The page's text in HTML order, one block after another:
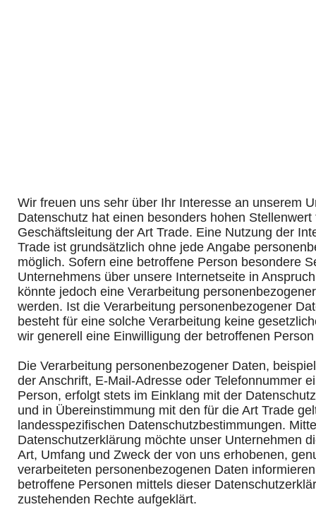
Wir freuen uns sehr über Ihr Interesse an unserem
Datenschutz hat einen besonders hohen Stellenwert
Geschäftsleitung der Art Trade. Eine Nutzung der
Trade ist grundsätzlich ohne jede Angabe
möglich. Sofern eine betroffene Person besondere
Unternehmens über unsere Internetseite in
könnte jedoch eine Verarbeitung
werden. Ist die Verarbeitung personenbezogener
besteht für eine solche Verarbeitung keine
wir generell eine Einwilligung der betroffenen
Die Verarbeitung personenbezogener Daten,
der Anschrift, E-Mail-Adresse oder Telefonnummer
Person, erfolgt stets im Einklang mit der
und in Übereinstimmung mit den für die Art Trade
landesspezifischen Datenschutzbestimmungen.
Datenschutzerklärung möchte unser Unternehmen
Art, Umfang und Zweck der von uns erhobenen,
verarbeiteten personenbezogenen Daten
betroffene Personen mittels dieser
zustehenden Rechte aufgeklärt.